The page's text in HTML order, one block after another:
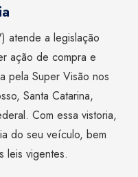
atende a legislação
ação de compra e
pela Super Visão nos
Santa Catarina,
Com essa vistoria,
do seu veículo, bem
leis vigentes.